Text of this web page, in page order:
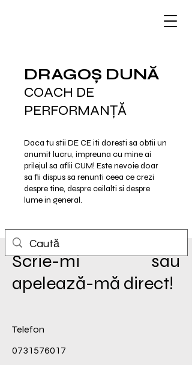
DRAGOȘ DUNĂ
COACH DE
PERFORMANȚĂ
Daca tu stii DE CE iti doresti sa obtii un
anumit lucru, impreuna cu mine ai
prilejul sa aflii CUM! Este nevoie doar
sa fii dispus sa renunti ceea ce crezi
despre tine, despre ceilalti si despre
lume in general.
Scrie-mi sau
apelează-mă direct!
Telefon
0731576017